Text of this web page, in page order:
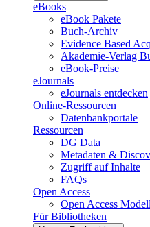
eBooks
eBook Pakete
Buch-Archiv
Evidence Based
Akademie-Verlag
eBook-Preise
eJournals
eJournals entdecken
Online-Ressourcen
Datenbankportale
Ressourcen
DG Data
Metadaten &
Zugriff auf Inhalte
FAQs
Open Access
Open Access
Für Bibliotheken